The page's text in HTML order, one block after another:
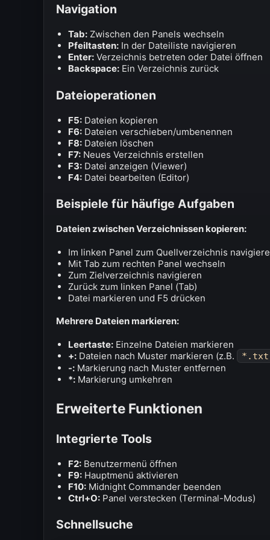
Navigation
Tab: Zwischen den Panels wechseln
Pfeiltasten: In der Dateiliste navigieren
Enter: Verzeichnis betreten oder Datei öffnen
Backspace: Ein Verzeichnis zurück
Dateioperationen
F5: Dateien kopieren
F6: Dateien verschieben/umbenennen
F8: Dateien löschen
F7: Neues Verzeichnis erstellen
F3: Datei anzeigen (Viewer)
F4: Datei bearbeiten (Editor)
Beispiele für häufige Aufgaben
Dateien zwischen Verzeichnissen kopieren:
Im linken Panel zum Quellverzeichnis
Mit Tab zum rechten Panel wechseln
Zum Zielverzeichnis navigieren
Zurück zum linken Panel (Tab)
Datei markieren und F5 drücken
Mehrere Dateien markieren:
Leertaste: Einzelne Dateien markieren
+: Dateien nach Muster markieren (z.B. *.txt
-: Markierung nach Muster entfernen
*: Markierung umkehren
Erweiterte Funktionen
Integrierte Tools
F2: Benutzermenü öffnen
F9: Hauptmenü aktivieren
F10: Midnight Commander beenden
Ctrl+O: Panel verstecken (Terminal-Modus)
Schnellsuche